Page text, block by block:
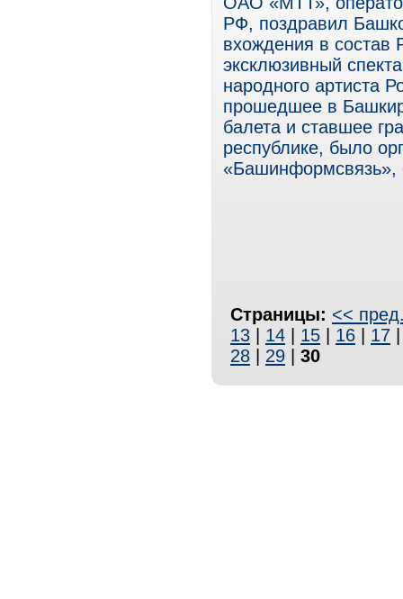
РФ, поздравил
вхождения в состав
эксклюзивный
народного артиста
прошедшее в
балета и ставшее
республике, было
«Башинформсвязь»,
Страницы: <<
13
14 15 16 17
28
29 30